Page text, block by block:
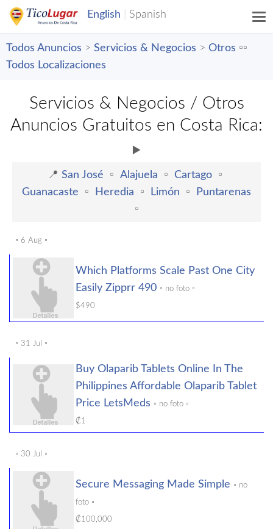
Todos Anuncios > Servicios & Negocios > Otros ▫️▫️
Todos Localizaciones
Servicios & Negocios / Otros
Anuncios Gratuitos en Costa Rica:
▶️
📍 San José ▫️ Alajuela ▫️ Cartago ▫️
Guanacaste ▫️ Heredia ▫️ Limón ▫️
Puntarenas
▫️
▫️ 6 Aug ▫️
Which Platforms Scale Past One City
Easily Zipprr 490 ▫️ no foto ▫️
$490
▫️ 31 Jul ▫️
Buy Olaparib Tablets Online In The
Philippines Affordable Olaparib Tablet
Price LetsMeds ▫️ no foto ▫️
₡1
▫️ 30 Jul ▫️
Secure Messaging Made Simple ▫️ no
foto ▫️
₡100,000